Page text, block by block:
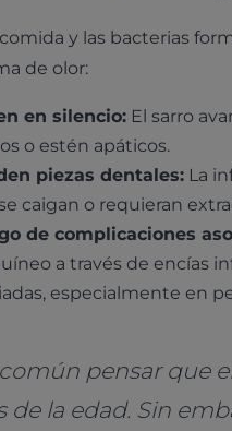
y las bacterias
de olor:
en silencio: El sarro
o estén apáticos.
piezas dentales: La
caigan o requieran
de complicaciones
a través de encías
especialmente en
común pensar que
de la edad. Sin